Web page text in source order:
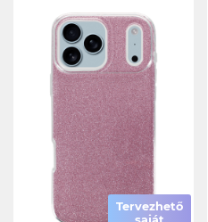
Tervezhető